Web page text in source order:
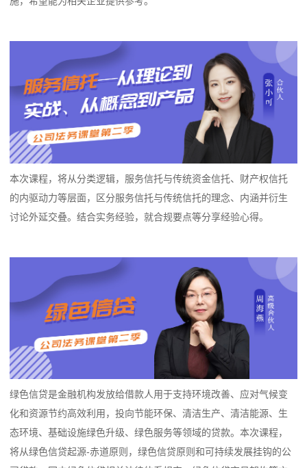
本次课程，将从分类逻辑，服务信托与传统资金信托、财产权信托
的内驱动力等层面，区分服务信托与传统信托的理念、内涵并衍生
讨论外延交叠。结合实务经验，就合规要点等分享经验心得。
绿色信贷是金融机构发放给借款人用于支持环境改善、应对气候变
化和资源节约高效利用，投向节能环保、清洁生产、清洁能源、生
态环境、基础设施绿色升级、绿色服务等领域的贷款。本次课程，
将从绿色信贷起源-赤道原则，绿色信贷原则和可持续发展挂钩的公